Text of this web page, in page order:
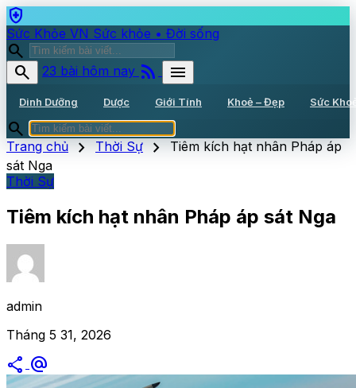
health_and_safety
Sức Khỏe VN Sức khỏe • Đời sống
search
search
23 bài hôm nay rss_feed menu
Dinh Dưỡng Dược Giới Tính Khoẻ – Đẹp Sức
search
Trang chủ chevron_right Thời Sự chevron_right Tiêm kích hạt nhân Pháp áp
sát Nga
Thời Sự
Tiêm kích hạt nhân Pháp áp sát Nga
admin
Tháng 5 31, 2026
share alternate_email